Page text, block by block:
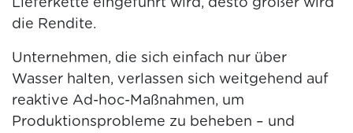
Lieferkette eingeführt wird, desto größer wird
die Rendite.
Unternehmen, die sich einfach nur über
Wasser halten, verlassen sich weitgehend auf
reaktive Ad-hoc-Maßnahmen, um
Produktionsprobleme zu beheben – und